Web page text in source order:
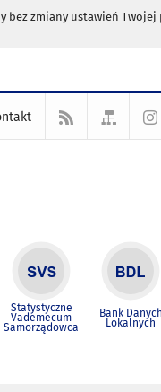
bez zmiany ustawień
Statystyczne
Vademecum
Samorządowca
Bank Danych
Lokalnych